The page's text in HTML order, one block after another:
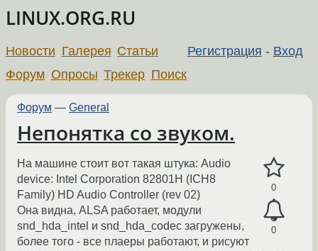
LINUX.ORG.RU
Регистрация - Вход
Новости Галерея Статьи
Форум Опросы Трекер Поиск
Форум — General
Непонятка со звуком.
0
0
На машине стоит вот такая штука: Audio
device: Intel Corporation 82801H (ICH8
Family) HD Audio Controller (rev 02)
Она видна, ALSA работает, модули
snd_hda_intel и snd_hda_codec загружены,
более того - все плаеры работают, и рисуют